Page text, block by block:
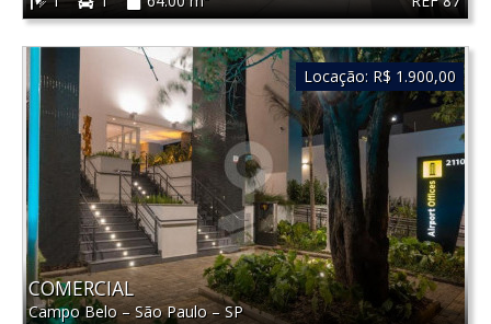
COMERCIAL
Campo Belo–São Paulo– SP
Locação: R$ 1.900,00